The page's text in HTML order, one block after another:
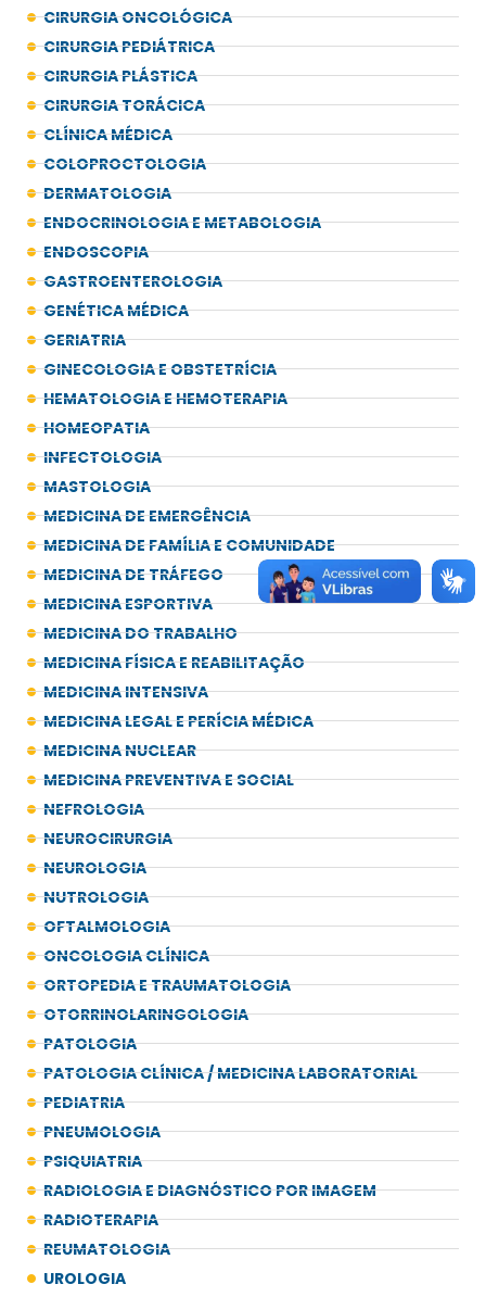
CIRURGIA ONCOLÓGICA
CIRURGIA PEDIÁTRICA
CIRURGIA PLÁSTICA
CIRURGIA TORÁCICA
CLÍNICA MÉDICA
COLOPROCTOLOGIA
DERMATOLOGIA
ENDOCRINOLOGIA E METABOLOGIA
ENDOSCOPIA
GASTROENTEROLOGIA
GENÉTICA MÉDICA
GERIATRIA
GINECOLOGIA E OBSTETRÍCIA
HEMATOLOGIA E HEMOTERAPIA
HOMEOPATIA
INFECTOLOGIA
MASTOLOGIA
MEDICINA DE EMERGÊNCIA
MEDICINA DE FAMÍLIA E COMUNIDADE
MEDICINA DE TRÁFEGO
MEDICINA ESPORTIVA
MEDICINA DO TRABALHO
MEDICINA FÍSICA E REABILITAÇÃO
MEDICINA INTENSIVA
MEDICINA LEGAL E PERÍCIA MÉDICA
MEDICINA NUCLEAR
MEDICINA PREVENTIVA E SOCIAL
NEFROLOGIA
NEUROCIRURGIA
NEUROLOGIA
NUTROLOGIA
OFTALMOLOGIA
ONCOLOGIA CLÍNICA
ORTOPEDIA E TRAUMATOLOGIA
OTORRINOLARINGOLOGIA
PATOLOGIA
PATOLOGIA CLÍNICA / MEDICINA LABORATORIAL
PEDIATRIA
PNEUMOLOGIA
PSIQUIATRIA
RADIOLOGIA E DIAGNÓSTICO POR IMAGEM
RADIOTERAPIA
REUMATOLOGIA
UROLOGIA